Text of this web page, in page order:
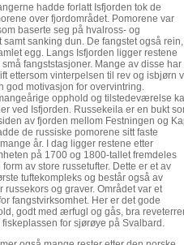
hadde forlatt Isfjorden tok de
over fjordområdet. Pomorene var
baserte seg på hvalross- og
samt sanking dun. De fangstet også rein,
egg. Langs Isfjorden ligger restene
fangststasjoner. Mange av disse har
ettersom vinterpelsen til rev og isbjørn
god motivasjon for overvintring.
opphold og tilstedeværelse
ved Isfjorden. Russekeila er en bukt
av fjorden mellom Festningen og
de russiske pomorene sitt faste
år. I dag ligger restene etter
på 1700 og 1800-tallet fremdeles
av store russetufter. Dette er et av
tuftekompleks og består også av
russekors og graver. Området var et
fangstvirksomhet. Her er det gode
godt med ærfugl og gås, bra
for sjørøye på Svalbard.